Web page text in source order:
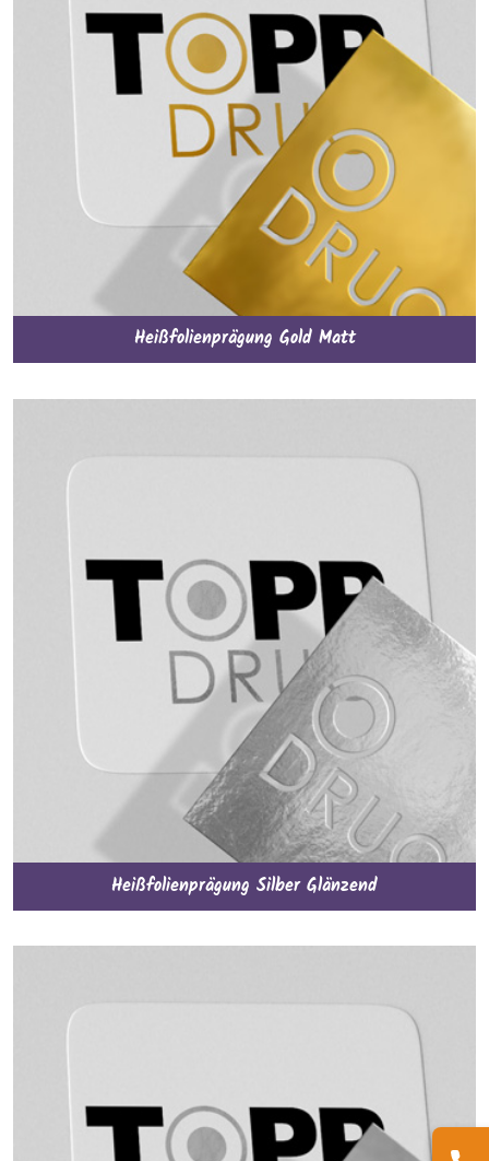
Heißfolienprägung Gold Matt
Heißfolienprägung Silber Glänzend